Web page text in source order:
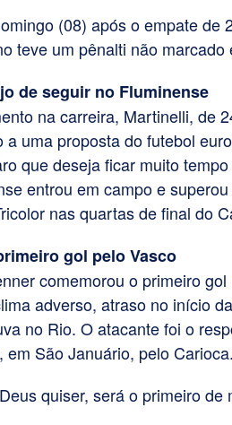
(08) após o empate de
teve um pênalti não
de seguir no Fluminense
na carreira, Martinelli, de
a uma proposta do futebol
que deseja ficar muito
entrou em campo e
nas quartas de final do
gol pelo Vasco
comemorou o primeiro
adverso, atraso no início
no Rio. O atacante foi o
São Januário, pelo Carioca.
quiser, será o primeiro de